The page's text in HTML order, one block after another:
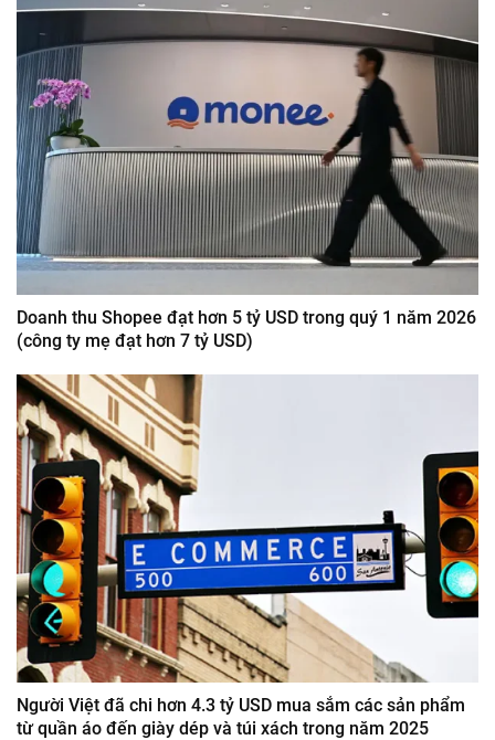
Doanh thu Shopee đạt hơn 5 tỷ USD trong quý 1 năm 2026
(công ty mẹ đạt hơn 7 tỷ USD)
Người Việt đã chi hơn 4.3 tỷ USD mua sắm các sản phẩm
từ quần áo đến giày dép và túi xách trong năm 2025